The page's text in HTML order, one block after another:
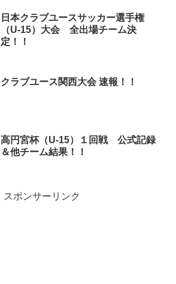
日本クラブユースサッカー選手権
（U-15）大会 全出場チーム決
定！！
クラブユース関西大会 速報！！
高円宮杯（U-15）１回戦 公式記録
＆他チーム結果！！
スポンサーリンク